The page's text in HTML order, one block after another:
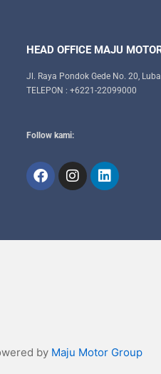
HEAD OFFICE MAJU
Jl. Raya Pondok Gede No. 20,
TELEPON : +6221-22099000
Follow kami:
by Maju Motor Group